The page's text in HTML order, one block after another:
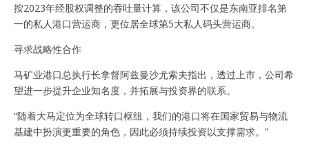
按2023年经股权调整的吞吐量计算，该公司不仅是东南亚排名第
一的私人港口营运商，更位居全球第5大私人码头营运商。
寻求战略性合作
马矿业港口总执行长拿督阿兹曼沙尤索夫指出，透过上市，公司希
望进一步提升企业知名度，并拓展与投资界的联系。
“随着大马定位为全球转口枢纽，我们的港口将在国家贸易与物流
基建中扮演更重要的角色，因此必须持续投资以支撑需求。”